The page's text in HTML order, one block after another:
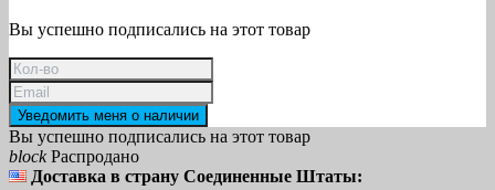
Вы успешно подписались на этот товар
Уведомить меня о наличии
Вы успешно подписались на этот товар
blockРаспродано
Доставка в страну Соединенные Штаты: